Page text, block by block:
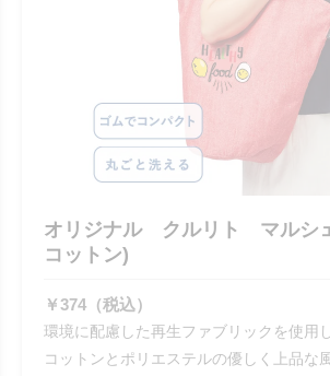
オリジナル クルリト マルシ
コットン)
￥374（税込）
環境に配慮した再生ファブリックを使用
コットンとポリエステルの優しく上品な